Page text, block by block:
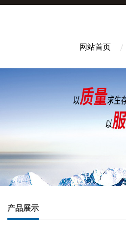
网站首页
产品展示